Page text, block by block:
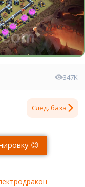
347K
След. база
😊